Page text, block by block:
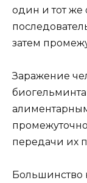
один и тот же
затем
Заражение
передачи их
Большинство